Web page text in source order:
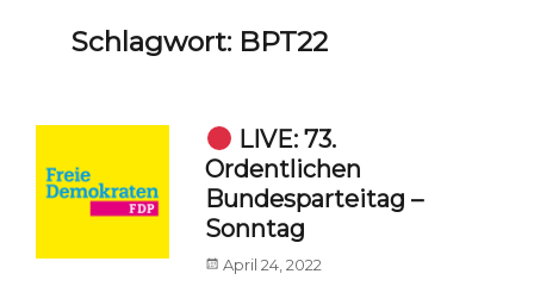
Schlagwort: BPT22
LIVE: 73.
Ordentlichen
Bundesparteitag –
Sonntag
Posted
April 24, 2022